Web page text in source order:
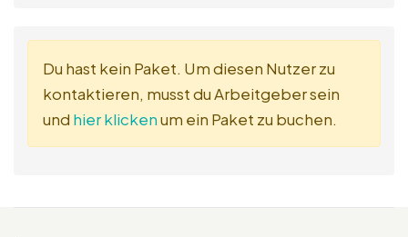
Du hast kein Paket. Um diesen Nutzer zu
kontaktieren, musst du Arbeitgeber sein
und hier klickenum ein Paket zu buchen.